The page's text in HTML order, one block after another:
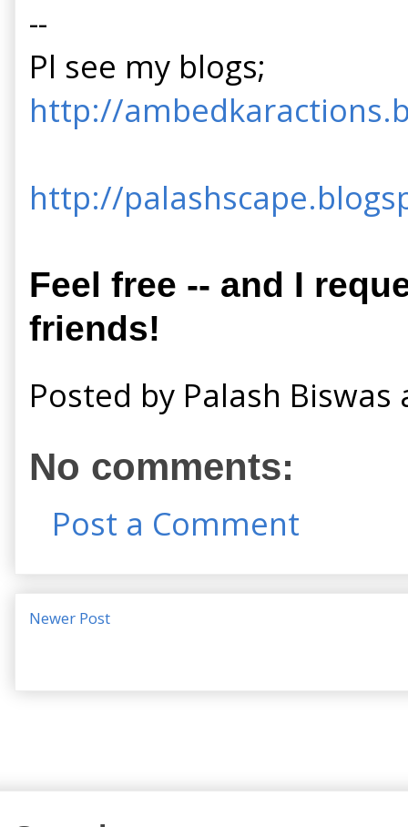
--
Pl see my blogs;
http://
http://
Feel free -- and I
friends!
Posted by Palash Biswas
No comments:
Post a Comment
Newer Post